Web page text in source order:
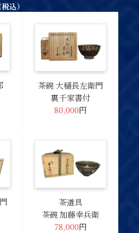
込）
茶碗 大樋長左衛門
裏千家書付
80,000円
茶道具
茶碗 加藤幸兵衛
78,000円